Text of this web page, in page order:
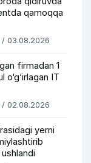
qamoqqa
/ 03.08.2026
firmadan 1
o‘g‘irlagan IT
/ 02.08.2026
yerni